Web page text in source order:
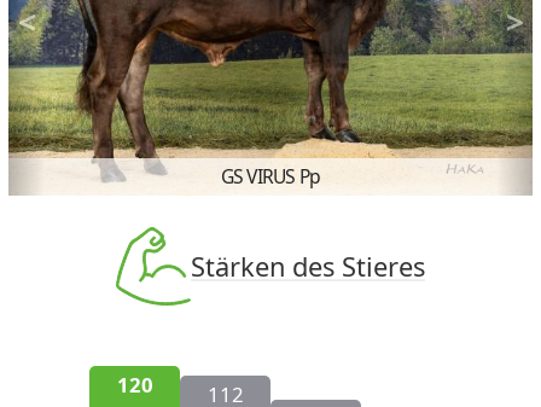
GS VIRUS Pp
<Previous >
Stärken des Stieres
120 112